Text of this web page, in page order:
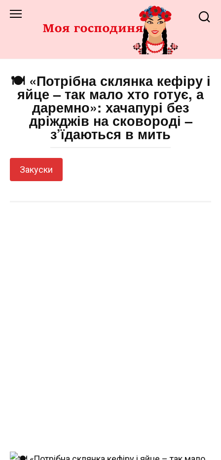
до
🍽️ «Потрібна склянка кефіру і
яйце – так мало хто готує, а
даремно»: хачапурі без
дріжджів на сковороді –
з’їдаються в мить
Закуски